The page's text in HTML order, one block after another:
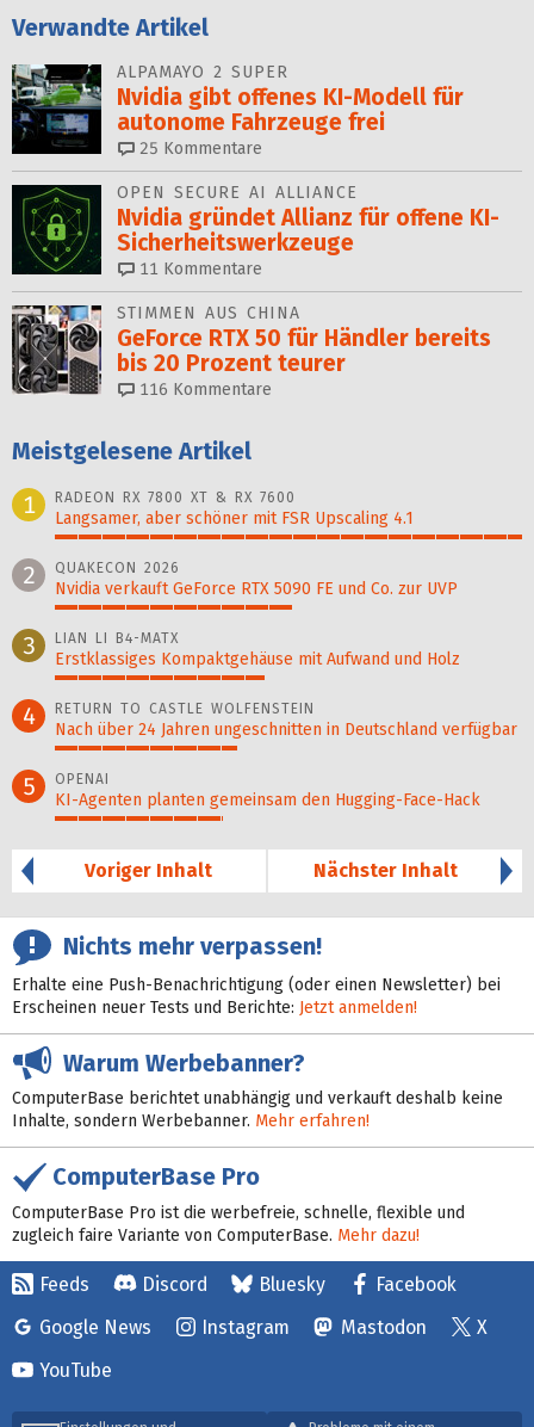
Verwandte Artikel
ALPAMAYO 2 SUPER
Nvidia gibt offenes KI-Modell für
autonome Fahrzeuge frei
25 Kommentare
OPEN SECURE AI ALLIANCE
Nvidia gründet Allianz für of­fe­ne KI-
Sicherheitswerkzeuge
11 Kommentare
STIMMEN AUS CHINA
GeForce RTX 50 für Händler bereits
bis 20 Prozent teurer
116 Kommentare
Meistgelesene Artikel
1
RADEON RX 7800 XT & RX 7600
Langsamer, aber schöner mit FSR Upscaling 4.1
100%
2 QUAKECON 2026
Nvidia verkauft GeForce RTX 5090 FE und Co. zur UVP
51%
3 LIAN LI B4-MATX
Erstklassiges Kompaktgehäuse mit Aufwand und Holz
45%
4 RETURN TO CASTLE WOLFENSTEIN
Nach über 24 Jahren ungeschnitten in Deutschland verfügbar
39%
5 OPENAI
KI-Agenten planten gemein­sam den Hugging-Face-Hack
36%
Voriger Inhalt
Nächster Inhalt
Nichts mehr verpassen!
Erhalte eine Push-Benachrichtigung (oder einen Newsletter) bei
Erscheinen neuer Tests und Berichte: Jetzt anmelden!
Warum Werbebanner?
ComputerBase berichtet unabhängig und verkauft deshalb keine
Inhalte, sondern Werbebanner. Mehr erfahren!
ComputerBase Pro
ComputerBase Pro ist die werbefreie, schnelle, flexible und
zugleich faire Variante von ComputerBase. Mehr dazu!
Feeds Discord Bluesky
Facebook
Google News
Instagram Mastodon
X
YouTube